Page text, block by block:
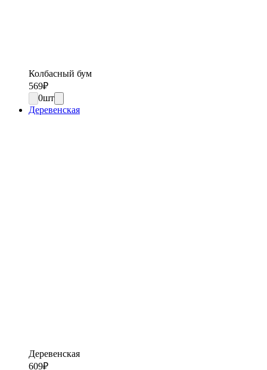
Колбасный бум
569₽
0шт
Деревенская
Деревенская
609₽